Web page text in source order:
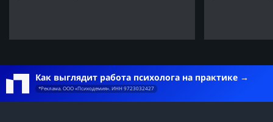
Как выглядит работа психолога на практике
*Реклама. ООО «Психодемия». ИНН 9723032427